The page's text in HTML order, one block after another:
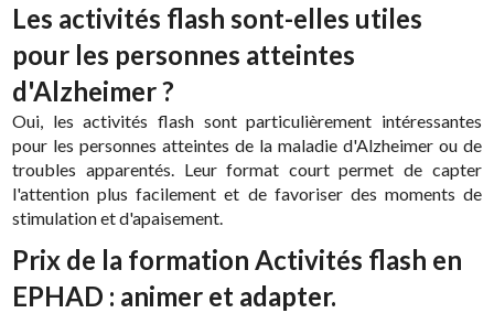
Les activités flash sont-elles utiles
pour les personnes atteintes
d'Alzheimer ?
Oui, les activités flash sont particulièrement intéressantes
pour les personnes atteintes de la maladie d'Alzheimer ou de
troubles apparentés. Leur format court permet de capter
l'attention plus facilement et de favoriser des moments de
stimulation et d'apaisement.
Prix de la formation Activités flash en
EPHAD : animer et adapter.